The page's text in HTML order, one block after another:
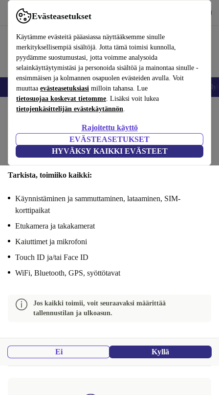
Evästeasetukset
Käytämme evästeitä pääasiassa näyttääksemme sinulle
merkityksellisempiä sisältöjä. Jotta tämä toimisi kunnolla,
pyydämme suostumustasi, jotta voimme analysoida
selainkäyttäytymistäsi ja personoida sisältöä ja mainontaa sinulle -
ensimmäisen ja kolmannen osapuolen evästeiden avulla. Voit
muuttaa evästeasetuksiasi milloin tahansa. Lue
tietosuojaa koskevat tietomme. Lisäksi voit lukea
tietojenkäsittelijän evästekäytännön.
Rajoitettu käyttö
EVÄSTEASETUKSET
HYVÄKSY KAIKKI EVÄSTEET
Käytä refurbed-palvelua nopeasti ja helposti
Matkapuhelimet ja älypuhelimet Kannettavat tietokoneet
Vaiheet 1/4
Toiminnallisuus Tekniset tiedot Tarjous Henkilötiedot
Tarkista, toimiiko kaikki:
Käynnistäminen ja sammuttaminen, lataaminen, SIM-
korttipaikat
Etukamera ja takakamerat
Kaiuttimet ja mikrofoni
Touch ID ja/tai Face ID
WiFi, Bluetooth, GPS, syöttötavat
Jos kaikki toimii, voit seuraavaksi määrittää
tallennustilan ja ulkoasun.
Ei Kyllä